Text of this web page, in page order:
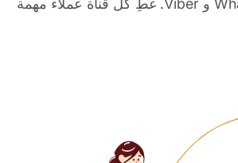
Twitter و WhatsApp و Viber. غطِ كل قناة عملاء مهمة